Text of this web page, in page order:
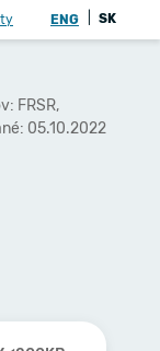
ENG SK
FRSR,
05.10.2022